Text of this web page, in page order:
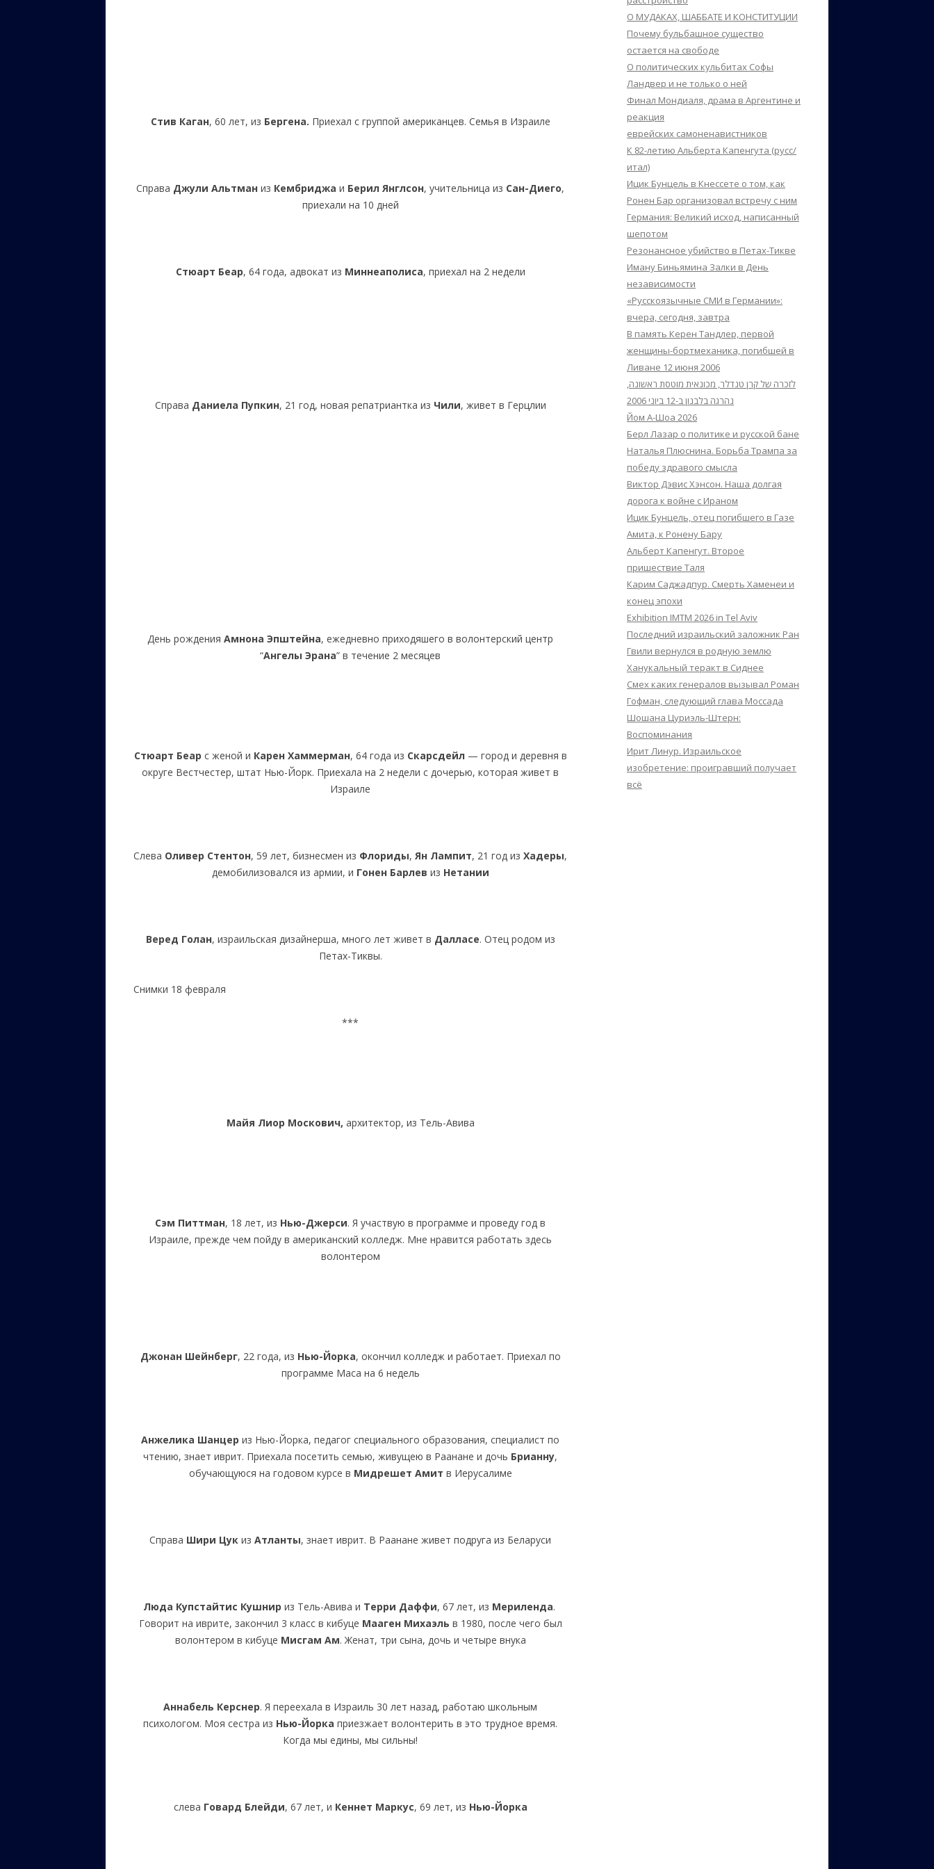
КТО КОГО ИЩЕТ
Стив Каган, 60 лет, из Бергена. Приехал с группой американцев. Семья в Израиле
Справа Джули Альтман из Кембриджа и Берил Янглсон, учительница из Сан-Диего,
приехали на 10 дней
Стюарт Беар, 64 года, адвокат из Миннеаполиса, приехал на 2 недели
Справа Даниела Пупкин, 21 год, новая репатриантка из Чили, живет в Герцлии
День рожденияАмнона Эпштейна, ежедневно приходяшего в волонтерский центр
“Ангелы Эрана” в течение 2 месяцев
Стюарт Беар с женой и Карен Хаммерман, 64 года из Скарсдейл— город и деревня в
округе Вестчестер, штат Нью-Йорк. Приехала на 2 недели с дочерью, которая живет в
Израиле
Слева Оливер Стентон, 59 лет, бизнесмен из Флориды,Ян Лампит, 21 год изХадеры,
демобилизовался из армии, и Гонен Барлев из Нетании
Веред Голан, израильская дизайнерша, много лет живет в Далласе. Отец родом из
Петах-Тиквы.
Снимки 18 февраля
***
Майя Лиор Москович, архитектор, из Тель-Авива
Сэм Питтман, 18 лет, из Нью-Джерси. Я участвую в программе и проведу год в
Израиле, прежде чем пойду в американский колледж. Мне нравится работать здесь
волонтером
Джонан Шейнберг, 22 года, из Нью-Йорка, окончил колледж и работает. Приехал по
программе Маса на 6 недель
Анжелика Шанцер из Нью-Йорка, педагог специального образования, специалист по
чтению, знает иврит. Приехала посетить семью, живущею в Раанане и дочь Брианну,
обучающуюся на годовом курсе в Мидрешет Амит в Иерусалиме
Справа Шири Цук изАтланты, знает иврит. В Раанане живет подруга из Беларуси
Люда Купстайтис Кушнир из Тель-Авива и Терри Даффи, 67 лет, из Мериленда.
Говорит на иврите, закончил 3 класс в кибуце Мааген Михаэль в 1980, после чего был
волонтером в кибуце Мисгам Ам. Женат, три сына, дочь и четыре внука
Аннабель Керснер. Я переехала в Израиль 30 лет назад, работаю школьным
психологом. Моя сестра из Нью-Йорка приезжает волонтерить в это трудное время.
Когда мы едины, мы сильны!
слева Говард Блейди, 67 лет, и Кеннет Маркус, 69 лет, из Нью-Йорка
О МУДАКАХ, ШАББАТЕ И КОНСТИТУЦИИ
Почему бульбашное существо
остается на свободе
О политических кульбитах Софы
Ландвер и не только о ней
Финал Мондиаля, драма в Аргентине и
реакция
еврейских самоненавистников
К 82-летию Альберта Капенгута (русс/
итал)
Ицик Бунцель в Кнессете о том, как
Ронен Бар организовал встречу с ним
Германия: Великий исход, написанный
шепотом
Резонансное убийство в Петах-Тикве
Иману Биньямина Залки в День
независимости
«Русскоязычные СМИ в Германии»:
вчера, сегодня, завтра
В память Керен Тандлер, первой
женщины-бортмеханика, погибшей в
Ливане 12 июня 2006
לזכרה של קרן טנדלר, מכונאית מוטסת ראשונה,
נהרגה בלבנון ב-12 ביוני 2006
Йом А-Шоа 2026
Берл Лазар о политике и русской бане
Наталья Плюснина. Борьба Трампа за
победу здравого смысла
Виктор Дэвис Хэнсон. Наша долгая
дорога к войне с Ираном
Ицик Бунцель, отец погибшего в Газе
Амита, к Ронену Бару
Альберт Капенгут. Второе
пришествие Таля
Карим Саджадпур. Смерть Хаменеи и
конец эпохи
Exhibition IMTM 2026 in Tel Aviv
Последний израильский заложник Ран
Гвили вернулся в родную землю
Ханукальный теракт в Сиднее
Смех каких генералов вызывал Роман
Гофман, следующий глава Моссада
Шошана Цуриэль-Штерн:
Воспоминания
Ирит Линур. Израильское
изобретение: проигравший получает
всё